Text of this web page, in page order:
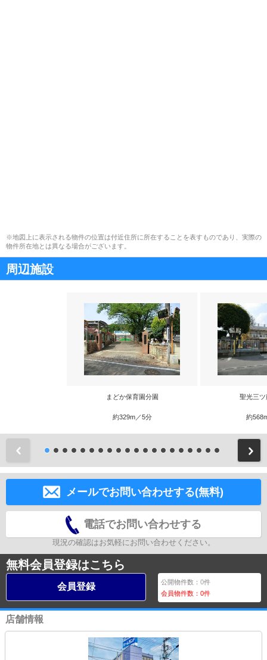
※地図上に表示される物件の位置は付近住所に所在することを表すものであり、実際の
物件所在地とは異なる場合がございます。
周辺施設
まどか保育園分園
約329m／5分
聖光三
約
メールでお問い合わせする(無料)
電話でお問い合わせする
現況の確認はお気軽にお問い合わせください。
無料会員登録はこちら
会員登録 公開物件数：0件
会員物件数：0件
店舗情報